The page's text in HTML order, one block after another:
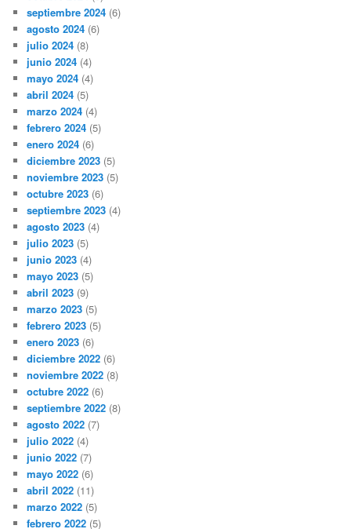
septiembre 2024 (6)
agosto 2024 (6)
julio 2024 (8)
junio 2024 (4)
mayo 2024 (4)
abril 2024 (5)
marzo 2024 (4)
febrero 2024 (5)
enero 2024 (6)
diciembre 2023 (5)
noviembre 2023 (5)
octubre 2023 (6)
septiembre 2023 (4)
agosto 2023 (4)
julio 2023 (5)
junio 2023 (4)
mayo 2023 (5)
abril 2023 (9)
marzo 2023 (5)
febrero 2023 (5)
enero 2023 (6)
diciembre 2022 (6)
noviembre 2022 (8)
octubre 2022 (6)
septiembre 2022 (8)
agosto 2022 (7)
julio 2022 (4)
junio 2022 (7)
mayo 2022 (6)
abril 2022 (11)
marzo 2022 (5)
febrero 2022 (5)